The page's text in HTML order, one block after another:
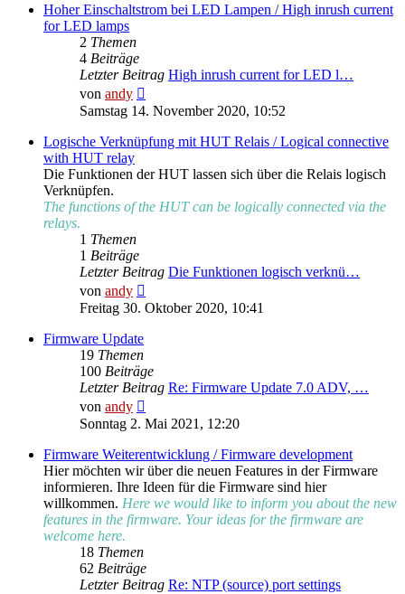
Hoher Einschaltstrom bei LED Lampen / High inrush current
for LED lamps
2 Themen
4 Beiträge
Letzter Beitrag High inrush current for LED l…
von andy
Beitrag
Samstag 14. November 2020, 10:52
Logische Verknüpfung mit HUT Relais / Logical connective
with HUT relay
Die Funktionen der HUT lassen sich über die Relais logisch
Verknüpfen.
The functions of the HUT can be logically connected via the
relays.
1 Themen
1 Beiträge
Letzter Beitrag Die Funktionen logisch verknü…
von andy
Beitrag
Freitag 30. Oktober 2020, 10:41
Firmware Update
19 Themen
100 Beiträge
Letzter Beitrag Re: Firmware Update 7.0 ADV, …
von andy
Beitrag
Sonntag 2. Mai 2021, 12:20
Firmware Weiterentwicklung / Firmware development
Hier möchten wir über die neuen Features in der Firmware
informieren. Ihre Ideen für die Firmware sind hier
willkommen. Here we would like to inform you about the new
features in the firmware. Your ideas for the firmware are
welcome here.
18 Themen
62 Beiträge
Letzter Beitrag Re: NTP (source) port settings